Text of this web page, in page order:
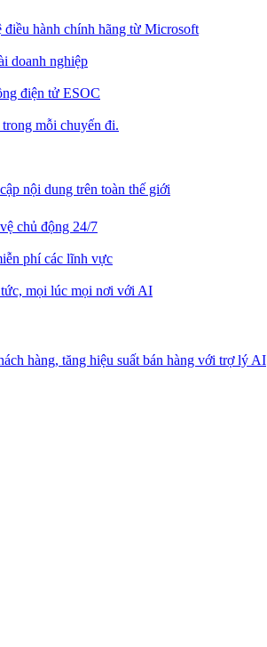
điều hành chính hãng từ Microsoft
doanh nghiệp
điện tử ESOC
mỗi chuyến đi.
nội dung trên toàn thế giới
chủ động 24/7
phí các lĩnh vực
mọi lúc mọi nơi với AI
hàng, tăng hiệu suất bán hàng với trợ lý AI